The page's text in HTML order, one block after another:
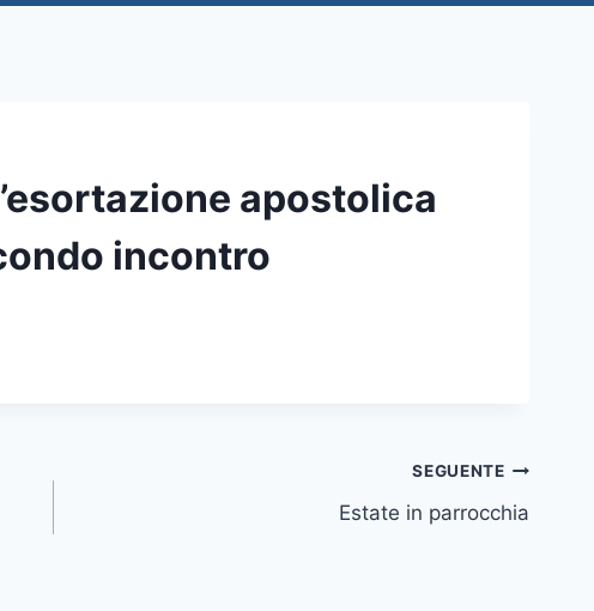
apostolica
incontro
SEGUENTE
Estate in parrocchia